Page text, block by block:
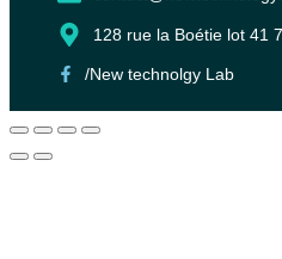
128 rue la Boétie lot 41
/New technolgy Lab